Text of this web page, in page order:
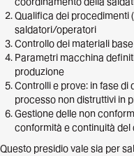
Qualifica dei procedimenti
saldatori/operatori
Controllo dei materiali
Parametri macchina
produzione
Controlli e prove: in fase
processo non distruttivi in
Gestione delle non
conformità e continuità del
Questo presidio vale sia per